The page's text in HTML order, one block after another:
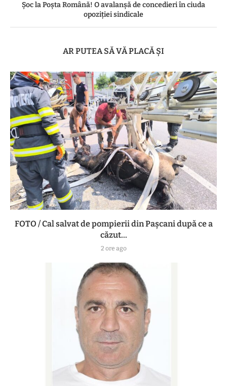
Șoc la Poșta Română! O avalanșă de concedieri în ciuda
opoziției sindicale
AR PUTEA SĂ VĂ PLACĂ ȘI
FOTO / Cal salvat de pompierii din Pașcani după ce a
căzut...
2 ore ago